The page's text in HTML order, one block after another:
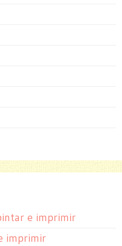
e imprimir
imprimir